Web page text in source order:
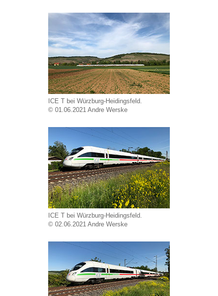
ICE T bei Würzburg-Heidingsfeld.
© 01.06.2021 Andre Werske
ICE T bei Würzburg-Heidingsfeld.
© 02.06.2021 Andre Werske